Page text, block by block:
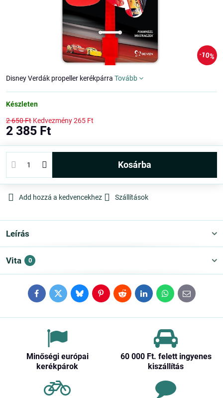
10%
Disney Verdák propeller kerékpárra Tovább
Készleten
2 650 Ft Kedvezmény265 Ft
2 385 Ft
kosárba
Add hozzá a kedvencekhez Szállítások
Leírás
Vita 0
FacebookTwitterBlueskyPinterestRedditLinkedInWhatsApp
E-
mail
Minőségi európai
kerékpárok
60 000 Ft​. felett ingyenes
kiszállítás